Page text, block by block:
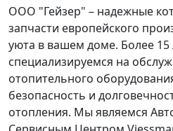
ООО "Гейзер" – надежные
запчасти европейского
уюта в вашем доме. Более 15
специализируемся на
отопительного
безопасность и
отопления. Мы являемся